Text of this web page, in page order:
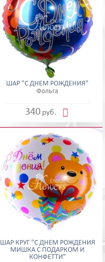
ШАР "С ДНЕМ РОЖДЕНИЯ"
Фольга
340 руб. 
ШАР КРУГ "С ДНЕМ РОЖДЕНИЯ
МИШКА С ПОДАРКОМ И
КОНФЕТТИ"